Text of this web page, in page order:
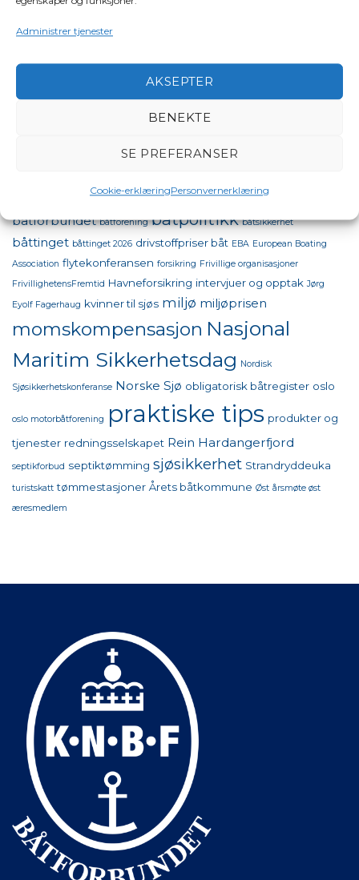
Administrer tjenester
AKSEPTER
BENEKTE
SE PREFERANSER
Cookie-erklæringPersonvernerklæring
Regioner
Sjøsikkerhet – våre viktige saker
Ukategorisert
Video(41)
aktiviteter bestumkilen båt båter i sjøen
båtforbundet båtforening båtpolitikk båtsikkerhet
båttinget båttinget 2026 drivstoffpriser båt EBA European Boating
Association flytekonferansen forsikring Frivillige organisasjoner
FrivillighetensFremtid Havneforsikring intervjuer og opptak Jørg
Eyolf Fagerhaug kvinner til sjøs miljø miljøprisen
momskompensasjon Nasjonal
Maritim Sikkerhetsdag Nordisk
Sjøsikkerhetskonferanse Norske Sjø obligatorisk båtregister oslo
oslo motorbåtforening praktiske tips produkter og
tjenester redningsselskapet Rein Hardangerfjord
septikforbud septiktømming sjøsikkerhet Strandryddeuka
turistskatt tømmestasjoner Årets båtkommune Øst årsmøte øst
æresmedlem